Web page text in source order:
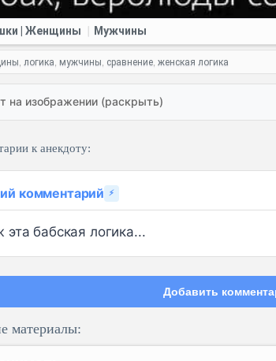
| Женщины Мужчины
, логика, мужчины, сравнение, женская логика
на изображении (раскрыть)
к анекдоту:
комментарий ⚡
эта бабская логика...
Добавить
материалы: